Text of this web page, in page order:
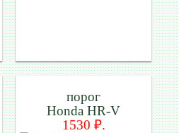
порог
Honda HR-V
1530 ₽.